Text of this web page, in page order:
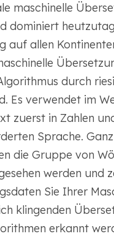
maschinelle
dominiert
auf allen
durch
Es verwendet im
zuerst in Zahlen
Sprache.
die Gruppe von
werden und
Sie Ihrer
klingenden
erkannt